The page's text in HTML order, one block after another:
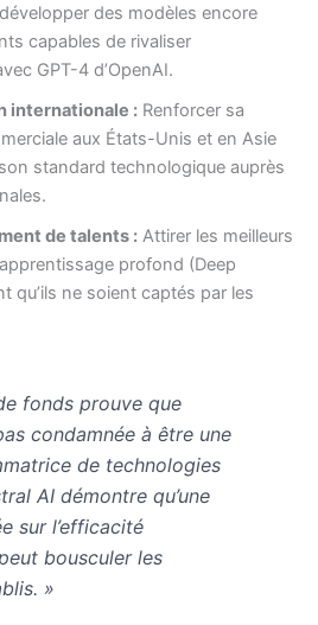
des modèles encore
capables de rivaliser
GPT-4 d’OpenAI.
internationale : Renforcer sa
aux États-Unis et en Asie
standard technologique auprès
de talents : Attirer les meilleurs
profond (Deep
qu’ils ne soient captés par les
fonds prouve que
condamnée à être une
de technologies
AI démontre qu’une
sur l’efficacité
bousculer les
»